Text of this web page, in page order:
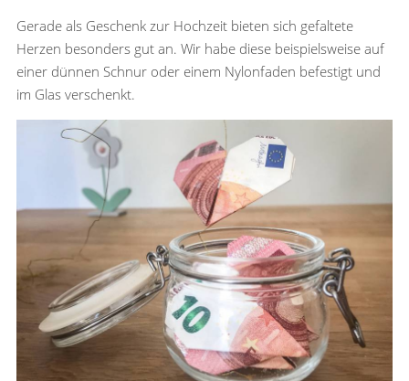
Gerade als Geschenk zur Hochzeit bieten sich gefaltete
Herzen besonders gut an. Wir habe diese beispielsweise auf
einer dünnen Schnur oder einem Nylonfaden befestigt und
im Glas verschenkt.